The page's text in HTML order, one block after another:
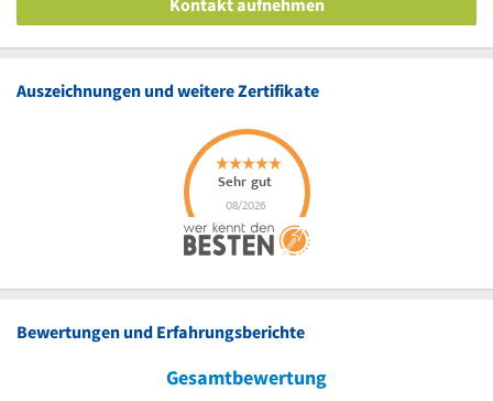
Kontakt aufnehmen
Auszeichnungen und weitere Zertifikate
Bewertungen und Erfahrungsberichte
Gesamtbewertung